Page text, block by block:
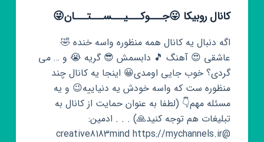
کانال روبیکا 😛جـــوکـــیـــســـتـــان😜
اگه دنبال یه کانال همه منظوره واسه خنده 🤣
عاشقی 😍 آهنگ 🎵 دابسمش 😎 گریه 😭 و … می
گردی؟ خوب جایی اومدی😀 اینجا یه کانال چند
منظوره ست که واسه خودش یه دنیاییه😉 و یه
مسئله مهم👇 (لطفا به عنوان حمایت از کانال به
تبلیغات هم توجه کنید🙏) . . . ادمین:
@creative8183mind https://mychannels.ir